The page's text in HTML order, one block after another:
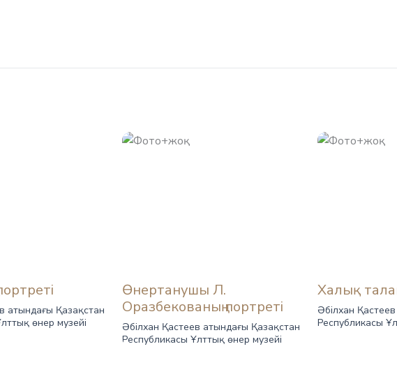
атындағы Қазақстан
өнер музейі
Өнертанушы Л.
Оразбекованың портреті
Әбілхан Қастеев атындағы Қазақстан
Республикасы Ұлттық өнер музейі
Халық
Әбілхан
Республикасы